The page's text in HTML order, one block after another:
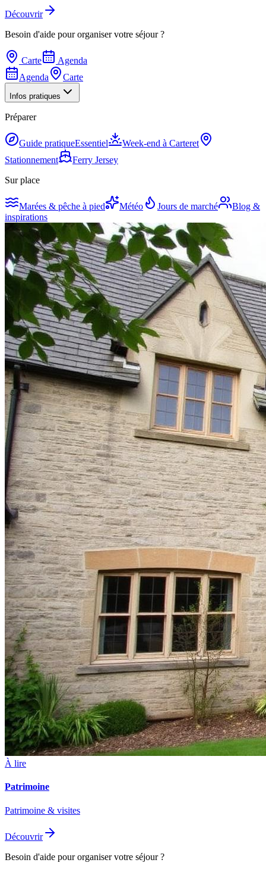
Découvrir
Besoin d'aide pour organiser votre séjour ?
Carte
Agenda
Agenda
Carte
Infos pratiques
Préparer
Guide pratiqueEssentiel
Week-end à Carteret
Stationnement
Ferry Jersey
Sur place
Marées & pêche à pied Météo Jours de marché
Blog &
inspirations
À lire
Patrimoine
Patrimoine & visites
Découvrir
Besoin d'aide pour organiser votre séjour ?